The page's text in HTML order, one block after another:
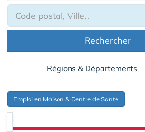
Rechercher
Régions & Départements
Emploi en Maison & Centre de Santé